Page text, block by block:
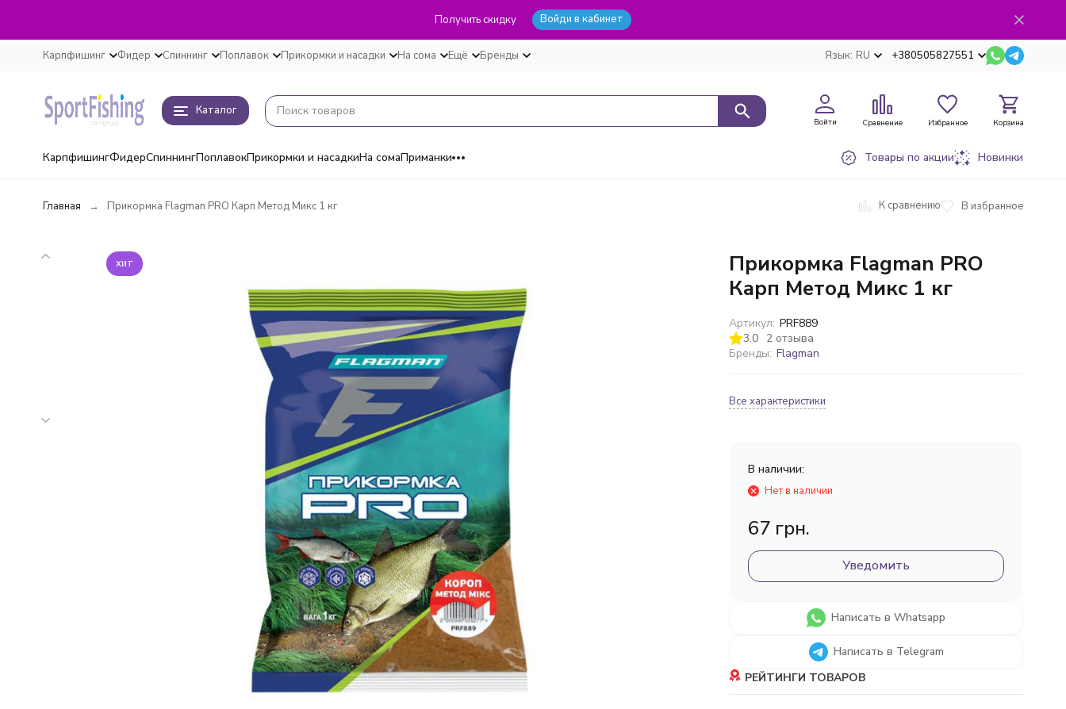
Получить скидку Войди в кабинет
Карпфишинг Фидер Спиннинг Поплавок Прикормки и насадки На сома Ещё Бренды Язык: RU +380505827551
Каталог
Войти Сравнение Избранное Корзина
КарпфишингФидерСпиннингПоплавокПрикормки и насадкиНа сомаПриманки Товары по акции Новинки
Главная Прикормка Flagman PRO Карп Метод Микс 1 кг К сравнению В избранное
хит
Прикормка Flagman PRO
Карп Метод Микс 1 кг
3.0 2 отзыва
Бренды: Flagman
Артикул: PRF889
Все характеристики
В наличии:
Нет в наличии
67 грн.
Уведомить
Написать в Whatsapp
Написать в Telegram
РЕЙТИНГИ ТОВАРОВ